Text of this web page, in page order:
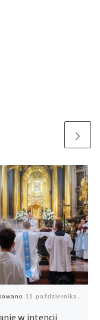
11 października,
w intencji